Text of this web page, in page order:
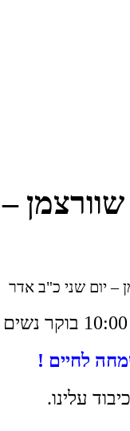
– יום שני כ"ב אדר
עלינו.